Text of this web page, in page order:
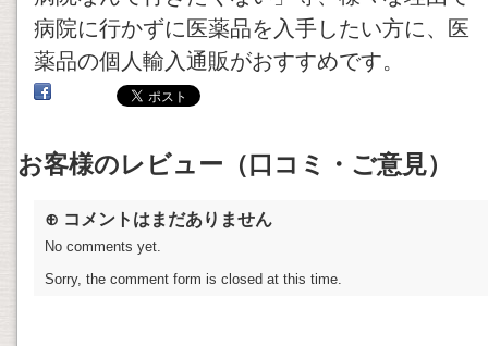
病院に行かずに医薬品を入手したい方に、医
薬品の個人輸入通販がおすすめです。
お客様のレビュー（口コミ・ご意見）
⊕ コメントはまだありません
No comments yet.
Sorry, the comment form is closed at this time.